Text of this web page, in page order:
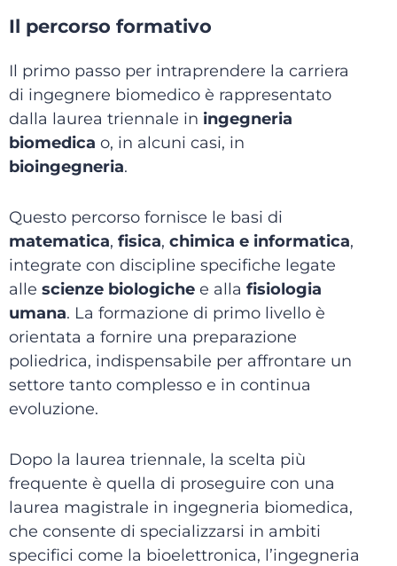
Il percorso formativo
Il primo passo per intraprendere la carriera
di ingegnere biomedico è rappresentato
dalla laurea triennale in ingegneria
biomedica o, in alcuni casi, in
bioingegneria.
Questo percorso fornisce le basi di
matematica, fisica, chimica e informatica,
integrate con discipline specifiche legate
alle scienze biologiche e alla fisiologia
umana. La formazione di primo livello è
orientata a fornire una preparazione
poliedrica, indispensabile per affrontare un
settore tanto complesso e in continua
evoluzione.
Dopo la laurea triennale, la scelta più
frequente è quella di proseguire con una
laurea magistrale in ingegneria biomedica,
che consente di specializzarsi in ambiti
specifici come la bioelettronica, l’ingegneria